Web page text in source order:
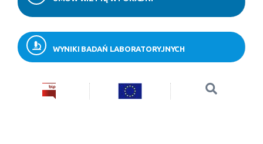
WYNIKI BADAŃ LABORATORYJNYCH